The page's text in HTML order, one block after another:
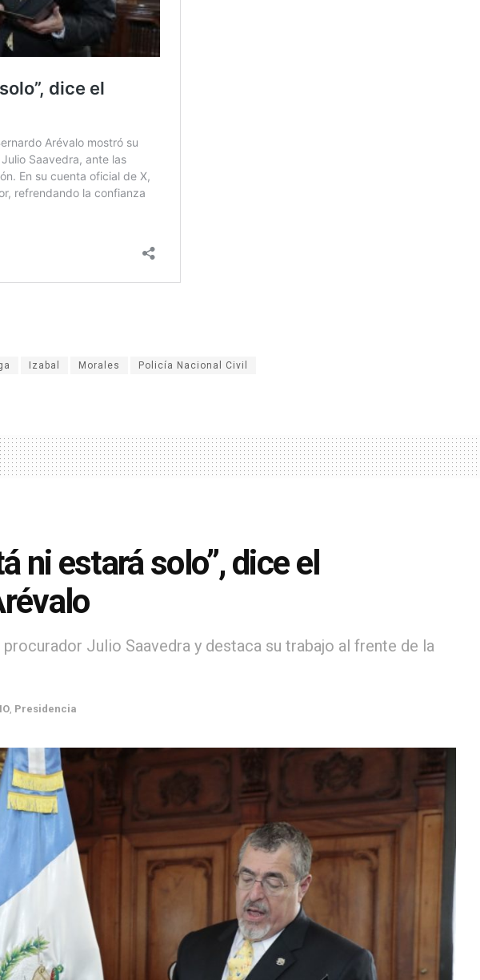
Izabal Morales Policía Nacional Civil
ni estará solo”, dice el
Julio Saavedra y destaca su trabajo al frente de la
, Presidencia